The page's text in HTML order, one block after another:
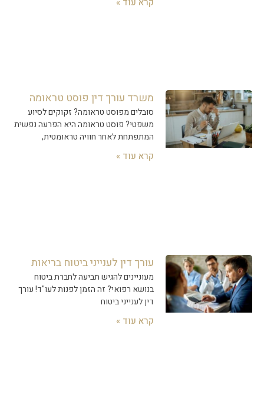
משרד עורך דין פוסט טראומה
סובלים מפוסט טראומה? זקוקים לסיוע
משפטי? פוסט טראומה היא הפרעה נפשית
המתפתחת לאחר חוויה טראומטית,
קרא עוד »
עורך דין לענייני ביטוח בריאות
מעוניינים להגיש תביעה לחברת ביטוח
בנושא רפואי? זה הזמן לפנות לעו"ד! עורך
דין לענייני ביטוח
קרא עוד »